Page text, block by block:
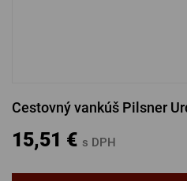
Cestovný vankúš Pilsner
15,51 € s DPH